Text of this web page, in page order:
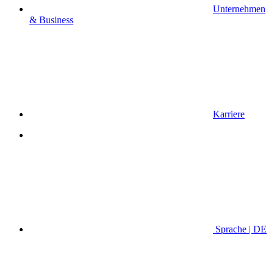
Unternehmen
& Business
Karriere
Sprache | DE